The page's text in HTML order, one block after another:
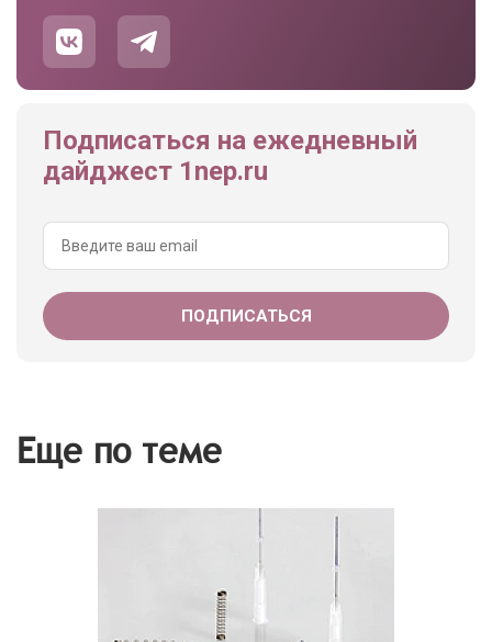
Подписаться на ежедневный
дайджест 1nep.ru
Еще по теме